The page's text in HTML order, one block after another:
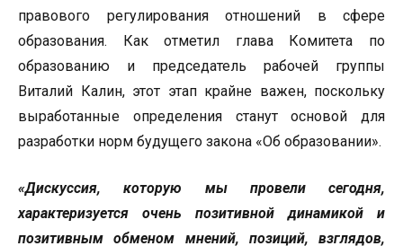
правового регулирования отношений в сфере
образования. Как отметил глава Комитета по
образованию и председатель рабочей группы
Виталий Калин, этот этап крайне важен, поскольку
выработанные определения станут основой для
разработки норм будущего закона «Об образовании».
«Дискуссия, которую мы провели сегодня,
характеризуется очень позитивной динамикой и
позитивным обменом мнений, позиций, взглядов,